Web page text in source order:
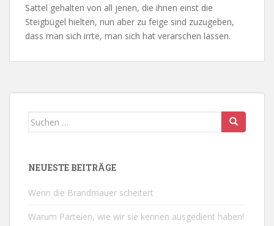
Sattel gehalten von all jenen, die ihnen einst die
Steigbügel hielten, nun aber zu feige sind zuzugeben,
dass man sich irrte, man sich hat verarschen lassen.
Suchen
NEUESTE BEITRÄGE
Wenn die Brandmauer scheitert
Warum Parteien, wie wir sie kennen ausgedient haben!